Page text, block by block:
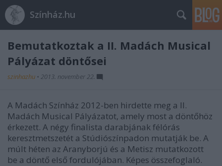
Színház.hu
Bemutatkoztak a II. Madách Musical
Pályázat döntősei
szinhazhu • 2013. november 22.
A Madách Színház 2012-ben hirdette meg a II.
Madách Musical Pályázatot, amely most a döntőhöz
érkezett. A négy finalista darabjának félórás
keresztmetszetét a Stúdiószínpadon mutatják be. A
múlt héten az Aranyborjú és a Metisz mutatkozott
be a döntő első fordulójában. Képes összefoglaló.